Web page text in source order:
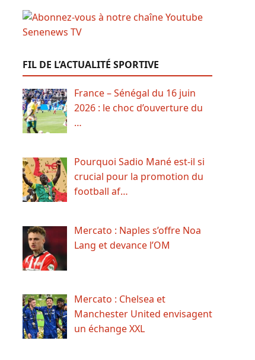
FIL DE L’ACTUALITÉ SPORTIVE
France – Sénégal du 16 juin
2026 : le choc d’ouverture du
…
Pourquoi Sadio Mané est-il si
crucial pour la promotion du
football af…
Mercato : Naples s’offre Noa
Lang et devance l’OM
Mercato : Chelsea et
Manchester United envisagent
un échange XXL